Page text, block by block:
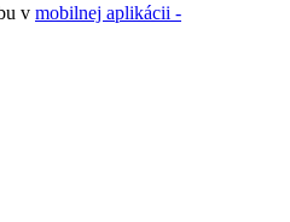
v mobilnej aplikácii -